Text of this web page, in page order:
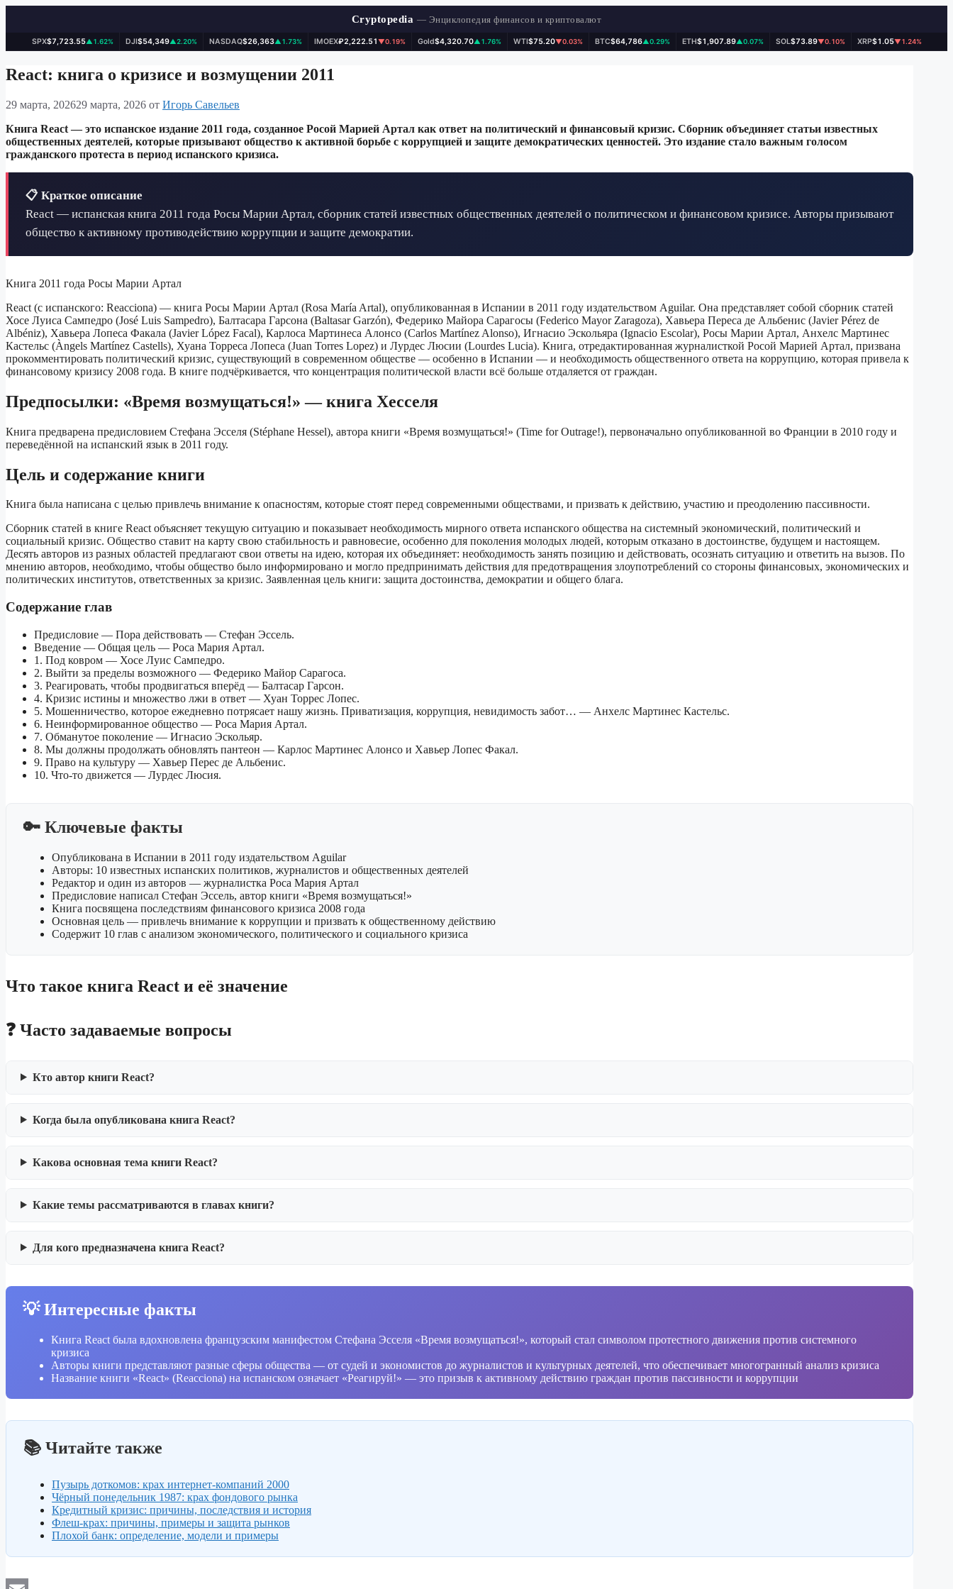
Cryptopedia — Энциклопедия финансов и криптовалют
SPX$7,723.55▲1.62% DJI$54,349▲2.20% NASDAQ$26,363▲1.73% IMOEX₽2,222.51▼0.19% Gold$4,320.70▲1.76% WTI$75.20▼0.03% BTC$64,786▲0.29% ETH$1,907.89▲0.07% SOL$73.89▼0.10% XRP$1.05▼1.24%
к
содержимому
React: книга о кризисе и возмущении 2011
29 марта, 202629 марта, 2026 от Игорь Савельев
Книга React — это испанское издание 2011 года, созданное Росой Марией Артал как ответ на политический и финансовый кризис. Сборник объединяет статьи известных
общественных деятелей, которые призывают общество к активной борьбе с коррупцией и защите демократических ценностей. Это издание стало важным голосом
гражданского протеста в период испанского кризиса.
📋 Краткое описание
React — испанская книга 2011 года Росы Марии Артал, сборник статей известных общественных деятелей о политическом и финансовом кризисе. Авторы призывают
общество к активному противодействию коррупции и защите демократии.
Книга 2011 года Росы Марии Артал
React (с испанского: Reacciona) — книга Росы Марии Артал (Rosa María Artal), опубликованная в Испании в 2011 году издательством Aguilar. Она представляет собой сборник статей
Хосе Луиса Сампедро (José Luis Sampedro), Балтасара Гарсона (Baltasar Garzón), Федерико Майора Сарагосы (Federico Mayor Zaragoza), Хавьера Переса де Альбенис (Javier Pérez de
Albéniz), Хавьера Лопеса Факала (Javier López Facal), Карлоса Мартинеса Алонсо (Carlos Martínez Alonso), Игнасио Эскольяра (Ignacio Escolar), Росы Марии Артал, Анхелс Мартинес
Кастельс (Àngels Martínez Castells), Хуана Торреса Лопеса (Juan Torres Lopez) и Лурдес Люсии (Lourdes Lucia). Книга, отредактированная журналисткой Росой Марией Артал, призвана
прокомментировать политический кризис, существующий в современном обществе — особенно в Испании — и необходимость общественного ответа на коррупцию, которая привела к
финансовому кризису 2008 года. В книге подчёркивается, что концентрация политической власти всё больше отдаляется от граждан.
Предпосылки: «Время возмущаться!» — книга Хесселя
Книга предварена предисловием Стефана Эсселя (Stéphane Hessel), автора книги «Время возмущаться!» (Time for Outrage!), первоначально опубликованной во Франции в 2010 году и
переведённой на испанский язык в 2011 году.
Цель и содержание книги
Книга была написана с целью привлечь внимание к опасностям, которые стоят перед современными обществами, и призвать к действию, участию и преодолению пассивности.
Сборник статей в книге React объясняет текущую ситуацию и показывает необходимость мирного ответа испанского общества на системный экономический, политический и
социальный кризис. Общество ставит на карту свою стабильность и равновесие, особенно для поколения молодых людей, которым отказано в достоинстве, будущем и настоящем.
Десять авторов из разных областей предлагают свои ответы на идею, которая их объединяет: необходимость занять позицию и действовать, осознать ситуацию и ответить на вызов. По
мнению авторов, необходимо, чтобы общество было информировано и могло предпринимать действия для предотвращения злоупотреблений со стороны финансовых, экономических и
политических институтов, ответственных за кризис. Заявленная цель книги: защита достоинства, демократии и общего блага.
Содержание глав
Предисловие — Пора действовать — Стефан Эссель.
Введение — Общая цель — Роса Мария Артал.
1. Под ковром — Хосе Луис Сампедро.
2. Выйти за пределы возможного — Федерико Майор Сарагоса.
3. Реагировать, чтобы продвигаться вперёд — Балтасар Гарсон.
4. Кризис истины и множество лжи в ответ — Хуан Торрес Лопес.
5. Мошенничество, которое ежедневно потрясает нашу жизнь. Приватизация, коррупция, невидимость забот… — Анхелс Мартинес Кастельс.
6. Неинформированное общество — Роса Мария Артал.
7. Обманутое поколение — Игнасио Эскольяр.
8. Мы должны продолжать обновлять пантеон — Карлос Мартинес Алонсо и Хавьер Лопес Факал.
9. Право на культуру — Хавьер Перес де Альбенис.
10. Что-то движется — Лурдес Люсия.
🔑 Ключевые факты
Опубликована в Испании в 2011 году издательством Aguilar
Авторы: 10 известных испанских политиков, журналистов и общественных деятелей
Редактор и один из авторов — журналистка Роса Мария Артал
Предисловие написал Стефан Эссель, автор книги «Время возмущаться!»
Книга посвящена последствиям финансового кризиса 2008 года
Основная цель — привлечь внимание к коррупции и призвать к общественному действию
Содержит 10 глав с анализом экономического, политического и социального кризиса
Что такое книга React и её значение
❓ Часто задаваемые вопросы
Кто автор книги React?
Когда была опубликована книга React?
Какова основная тема книги React?
Какие темы рассматриваются в главах книги?
Для кого предназначена книга React?
💡 Интересные факты
Книга React была вдохновлена французским манифестом Стефана Эсселя «Время возмущаться!», который стал символом протестного движения против системного
кризиса
Авторы книги представляют разные сферы общества — от судей и экономистов до журналистов и культурных деятелей, что обеспечивает многогранный анализ кризиса
Название книги «React» (Reacciona) на испанском означает «Реагируй!» — это призыв к активному действию граждан против пассивности и коррупции
📚 Читайте также
Пузырь доткомов: крах интернет-компаний 2000
Чёрный понедельник 1987: крах фондового рынка
Кредитный кризис: причины, последствия и история
Флеш-крах: причины, примеры и защита рынков
Плохой банк: определение, модели и примеры